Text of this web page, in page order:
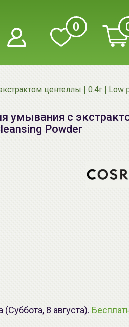
0
центеллы | 0.4г | Low
умывания с
Powder
8 августа).